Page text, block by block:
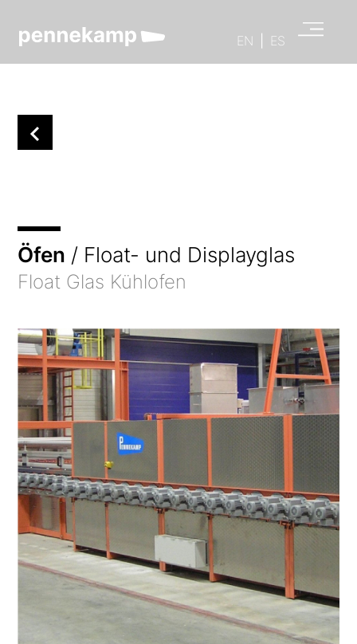
EN ES
Öfen / Float- und Displayglas
Float Glas Kühlofen